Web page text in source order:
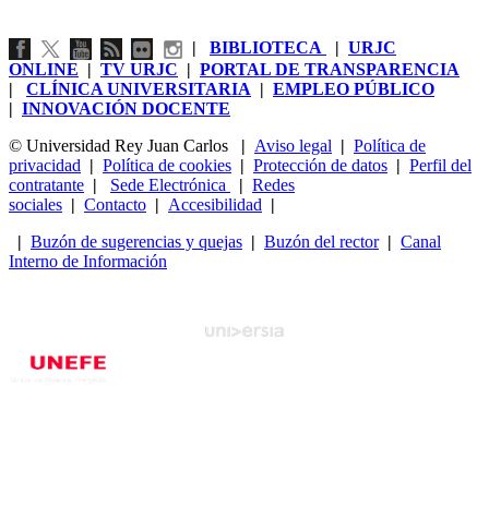
| BIBLIOTECA | URJC
ONLINE | TV URJC | PORTAL DE TRANSPARENCIA
| CLÍNICA UNIVERSITARIA | EMPLEO PÚBLICO
| INNOVACIÓN DOCENTE
© Universidad Rey Juan Carlos
| Aviso legal | Política de
privacidad | Política de cookies | Protección de datos | Perfil del
contratante | Sede Electrónica | Redes
sociales | Contacto | Accesibilidad |
| Buzón de sugerencias y quejas | Buzón del rector| Canal
Interno de Información